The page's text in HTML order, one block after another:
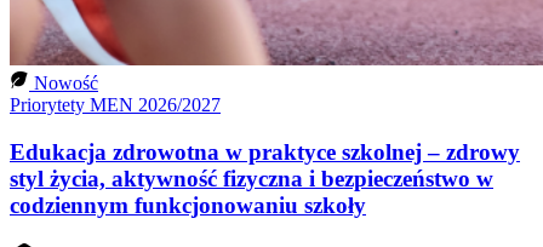
Nowość
Priorytety MEN 2026/2027
Edukacja zdrowotna w praktyce szkolnej – zdrowy
styl życia, aktywność fizyczna i bezpieczeństwo w
codziennym funkcjonowaniu szkoły